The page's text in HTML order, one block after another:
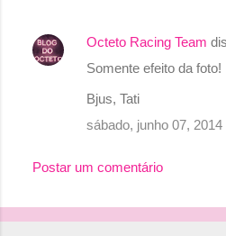
t
á
s
Octeto Racing Team
Somente efeito da foto!
Bjus, Tati
sábado, junho 07,
Postar um comentário